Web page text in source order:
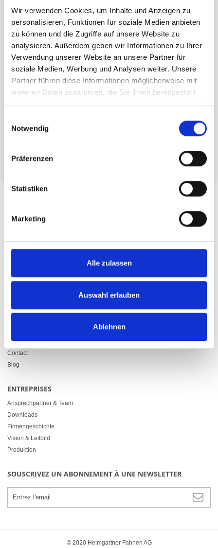
Wir verwenden Cookies, um Inhalte und Anzeigen zu
personalisieren, Funktionen für soziale Medien anbieten
zu können und die Zugriffe auf unsere Website zu
analysieren. Außerdem geben wir Informationen zu Ihrer
Verwendung unserer Website an unsere Partner für
soziale Medien, Werbung und Analysen weiter. Unsere
Partner führen diese Informationen möglicherweise mit
weiteren Daten zusammen, die Sie ihnen bereitgestellt
haben oder die sie im Rahmen Ihrer Nutzung der Dienste
Notwendig
Präferenzen
Statistiken
Marketing
Alle zulassen
Auswahl erlauben
Ablehnen
Jours de livraison: ca. 3-5 Arbeitstage
10.80 CHF
Prix plus 8.1% TVA:
brève description
Numéro d'article: A018361
5803.35
Heimgartner Fahnen AG
Downloads
Politique de confidentialité
Contact
Blog
ENTREPRISES
Ansprechpartner & Team
Downloads
Firmengeschichte
Vision & Leitbild
Produktion
SOUSCRIVEZ UN ABONNEMENT À UNE NEWSLETTER
© 2020 Heimgartner Fahnen AG